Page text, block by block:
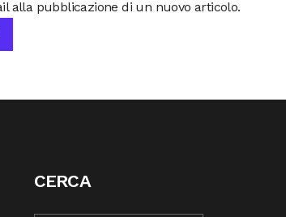
alla pubblicazione di un nuovo articolo.
CERCA